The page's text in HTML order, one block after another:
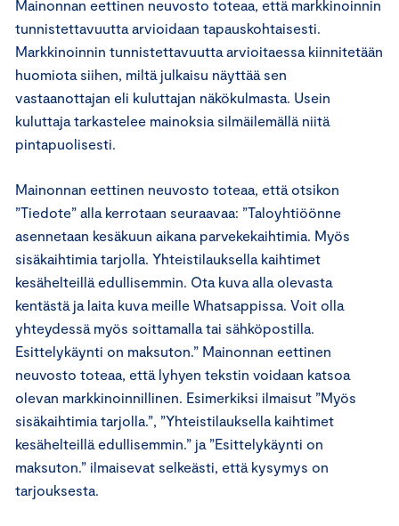
Mainonnan eettinen neuvosto toteaa, että markkinoinnin
tunnistettavuutta arvioidaan tapauskohtaisesti.
Markkinoinnin tunnistettavuutta arvioitaessa kiinnitetään
huomiota siihen, miltä julkaisu näyttää sen
vastaanottajan eli kuluttajan näkökulmasta. Usein
kuluttaja tarkastelee mainoksia silmäilemällä niitä
pintapuolisesti.
Mainonnan eettinen neuvosto toteaa, että otsikon
”Tiedote” alla kerrotaan seuraavaa: ”Taloyhtiöönne
asennetaan kesäkuun aikana parvekekaihtimia. Myös
sisäkaihtimia tarjolla. Yhteistilauksella kaihtimet
kesähelteillä edullisemmin. Ota kuva alla olevasta
kentästä ja laita kuva meille Whatsappissa. Voit olla
yhteydessä myös soittamalla tai sähköpostilla.
Esittelykäynti on maksuton.” Mainonnan eettinen
neuvosto toteaa, että lyhyen tekstin voidaan katsoa
olevan markkinoinnillinen. Esimerkiksi ilmaisut ”Myös
sisäkaihtimia tarjolla.”, ”Yhteistilauksella kaihtimet
kesähelteillä edullisemmin.” ja ”Esittelykäynti on
maksuton.” ilmaisevat selkeästi, että kysymys on
tarjouksesta.